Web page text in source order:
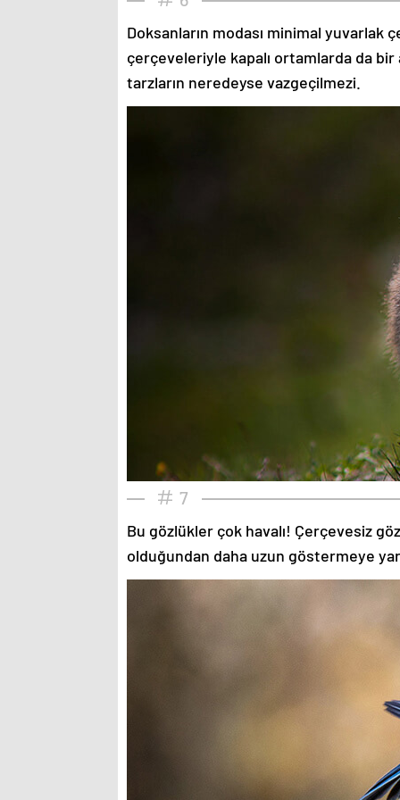
Doksanların modası minimal
çerçeveleriyle kapalı ortamlarda da
tarzların neredeyse vazgeçilmezi.
7
Bu gözlükler çok havalı! Çerçevesiz
olduğundan daha uzun göstermeye